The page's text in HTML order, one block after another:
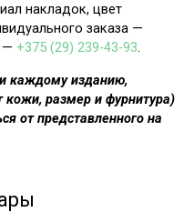
накладок, цвет
заказа —
— +375 (29) 239-43-93.
каждому изданию,
размер и фурнитура)
от представленного на